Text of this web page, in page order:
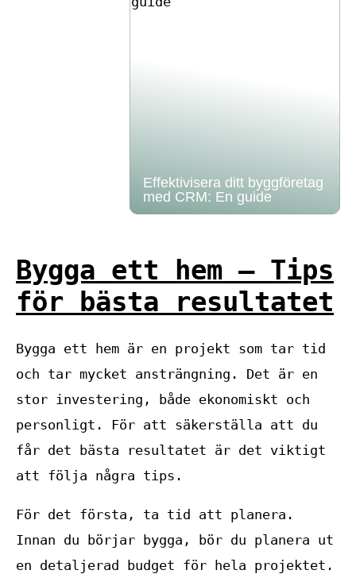
Effektivisera ditt byggföretag
med CRM: En guide
Bygga ett hem – Tips
för bästa resultatet
Bygga ett hem är en projekt som tar tid
och tar mycket ansträngning. Det är en
stor investering, både ekonomiskt och
personligt. För att säkerställa att du
får det bästa resultatet är det viktigt
att följa några tips.
För det första, ta tid att planera.
Innan du börjar bygga, bör du planera ut
en detaljerad budget för hela projektet.